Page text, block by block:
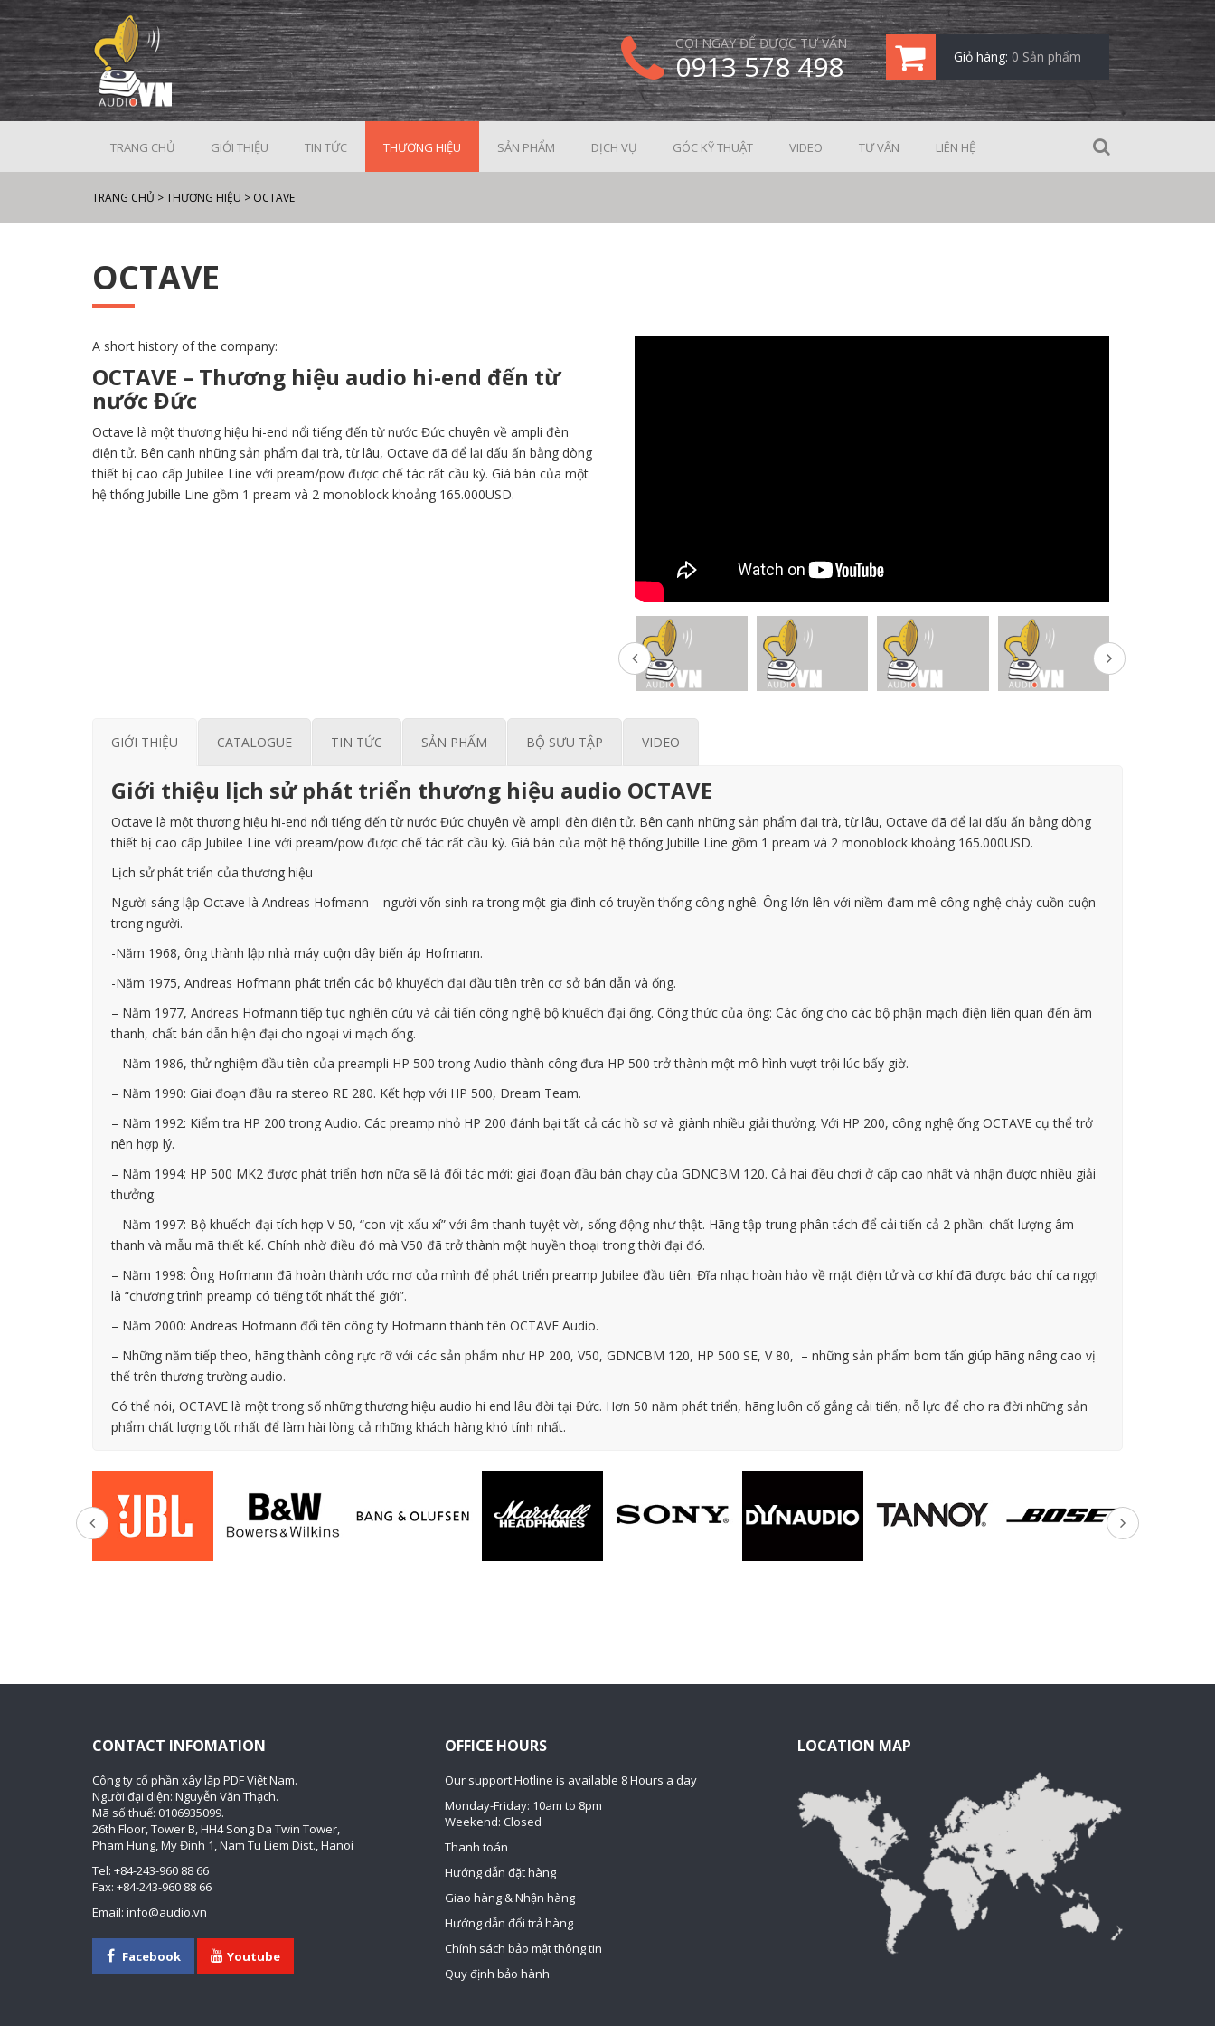
GỌI NGAY ĐỂ ĐƯỢC TƯ VẤN
0913 578 498 Giỏ hàng: 0 Sản phẩm
TRANG CHỦ GIỚI THIỆU TIN TỨC THƯƠNG HIỆU SẢN PHẨM DỊCH VỤ GÓC KỸ THUẬT VIDEO TƯ VẤN LIÊN HỆ
TRANG CHỦ >THƯƠNG HIỆU > OCTAVE
OCTAVE
A short history of the company:
OCTAVE – Thương hiệu audio hi-end đến từ
nước Đức
Octave là một thương hiệu hi-end nổi tiếng đến từ nước Đức chuyên về ampli đèn
điện tử. Bên cạnh những sản phẩm đại trà, từ lâu, Octave đã để lại dấu ấn bằng dòng
thiết bị cao cấp Jubilee Line với pream/pow được chế tác rất cầu kỳ. Giá bán của một
hệ thống Jubille Line gồm 1 pream và 2 monoblock khoảng 165.000USD.
GIỚI THIỆU CATALOGUE TIN TỨC SẢN PHẨM BỘ SƯU TẬP VIDEO
Giới thiệu lịch sử phát triển thương hiệu audio OCTAVE
Octave là một thương hiệu hi-end nổi tiếng đến từ nước Đức chuyên về ampli đèn điện tử. Bên cạnh những sản phẩm đại trà, từ lâu, Octave đã để lại dấu ấn bằng dòng
thiết bị cao cấp Jubilee Line với pream/pow được chế tác rất cầu kỳ. Giá bán của một hệ thống Jubille Line gồm 1 pream và 2 monoblock khoảng 165.000USD.
Lịch sử phát triển của thương hiệu
Người sáng lập Octave là Andreas Hofmann – người vốn sinh ra trong một gia đình có truyền thống công nghê. Ông lớn lên với niềm đam mê công nghệ chảy cuồn cuộn
trong người.
-Năm 1968, ông thành lập nhà máy cuộn dây biến áp Hofmann.
-Năm 1975, Andreas Hofmann phát triển các bộ khuyếch đại đầu tiên trên cơ sở bán dẫn và ống.
– Năm 1977, Andreas Hofmann tiếp tục nghiên cứu và cải tiến công nghệ bộ khuếch đại ống. Công thức của ông: Các ống cho các bộ phận mạch điện liên quan đến âm
thanh, chất bán dẫn hiện đại cho ngoại vi mạch ống.
– Năm 1986, thử nghiệm đầu tiên của preampli HP 500 trong Audio thành công đưa HP 500 trở thành một mô hình vượt trội lúc bấy giờ.
– Năm 1990: Giai đoạn đầu ra stereo RE 280. Kết hợp với HP 500, Dream Team.
– Năm 1992: Kiểm tra HP 200 trong Audio. Các preamp nhỏ HP 200 đánh bại tất cả các hồ sơ và giành nhiều giải thưởng. Với HP 200, công nghệ ống OCTAVE cụ thể trở
nên hợp lý.
– Năm 1994: HP 500 MK2 được phát triển hơn nữa sẽ là đối tác mới: giai đoạn đầu bán chạy của GDNCBM 120. Cả hai đều chơi ở cấp cao nhất và nhận được nhiều giải
thưởng.
– Năm 1997: Bộ khuếch đại tích hợp V 50, “con vịt xấu xí” với âm thanh tuyệt vời, sống động như thật. Hãng tập trung phân tách để cải tiến cả 2 phần: chất lượng âm
thanh và mẫu mã thiết kế. Chính nhờ điều đó mà V50 đã trở thành một huyền thoại trong thời đại đó.
– Năm 1998: Ông Hofmann đã hoàn thành ước mơ của mình để phát triển preamp Jubilee đầu tiên. Đĩa nhạc hoàn hảo về mặt điện tử và cơ khí đã được báo chí ca ngợi
là “chương trình preamp có tiếng tốt nhất thế giới”.
– Năm 2000: Andreas Hofmann đổi tên công ty Hofmann thành tên OCTAVE Audio.
– Những năm tiếp theo, hãng thành công rực rỡ với các sản phẩm như HP 200, V50, GDNCBM 120, HP 500 SE, V 80, – những sản phẩm bom tấn giúp hãng nâng cao vị
thế trên thương trường audio.
Có thể nói, OCTAVE là một trong số những thương hiệu audio hi end lâu đời tại Đức. Hơn 50 năm phát triển, hãng luôn cố gắng cải tiến, nỗ lực để cho ra đời những sản
phẩm chất lượng tốt nhất để làm hài lòng cả những khách hàng khó tính nhất.
CONTACT INFOMATION
Công ty cổ phần xây lắp PDF Việt Nam.
Người đại diện: Nguyễn Văn Thạch.
Mã số thuế: 0106935099.
26th Floor, Tower B, HH4 Song Da Twin Tower,
Pham Hung, My Đinh 1, Nam Tu Liem Dist., Hanoi
Tel: +84-243-960 88 66
Fax: +84-243-960 88 66
Email: info@audio.vn
Facebook Youtube
OFFICE HOURS
Our support Hotline is available 8 Hours a day
Monday-Friday: 10am to 8pm
Weekend: Closed
Thanh toán
Hướng dẫn đặt hàng
Giao hàng & Nhận hàng
Hướng dẫn đổi trả hàng
Chính sách bảo mật thông tin
Quy định bảo hành
LOCATION MAP